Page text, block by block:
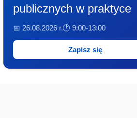
publicznych w praktyce
📅 26.08.2026 r.🕐 9:00-13:00
Zapisz się